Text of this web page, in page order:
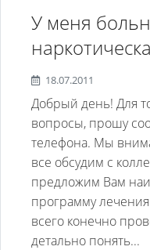
У меня
Семья уже 6
Люблю этого
помочь в
лечение? Его этапы? И
стоимость.
лечение и
18.07.2011
Добрый день! Для
вопросы, прошу
телефона. Мы
все обсудим с
предложим Вам
программу
всего конечно
детально понять...